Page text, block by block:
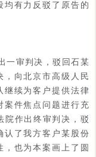
均有力反驳了原告的
一审判决，驳回石某
，向北京市高级人民
继续为客户提供法律
案件焦点问题进行充
院作出终审判决，驳
认了我方客户某股份
也为本案画上了圆